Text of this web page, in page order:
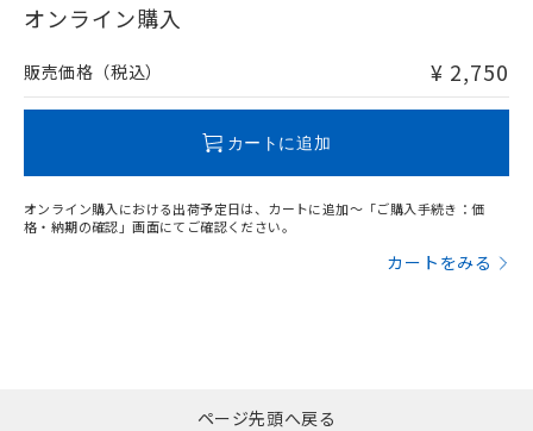
在庫等で未対応品が混在する可能性があります。
問い合わせください。
オンライン購入
販売価格（税込） ¥ 2,750
カートに追加
オンライン購入における出荷予定日は、カートに追加～「ご購入手続き：価
格・納期の確認」画面にてご確認ください。
カートをみる
ページ先頭へ戻る